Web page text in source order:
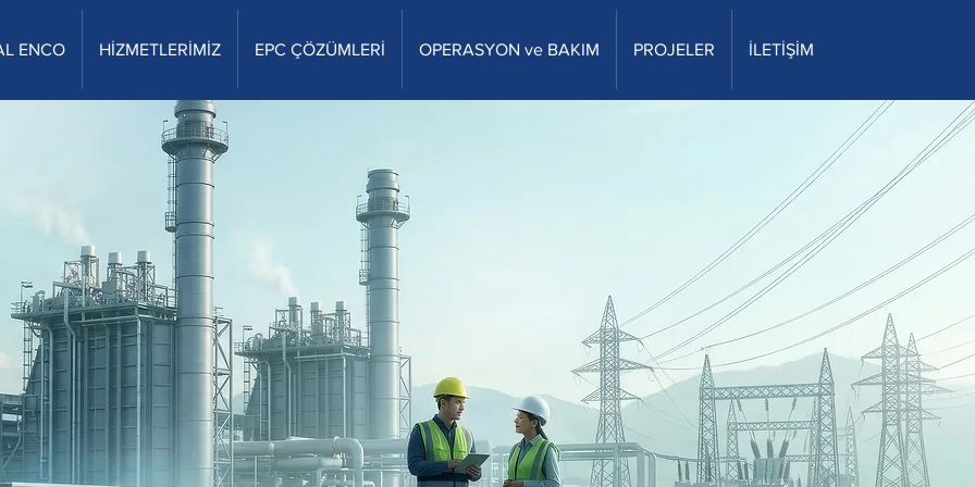
ENCO HİZMETLERİMİZ EPC ÇÖZÜMLERİ OPERASYON ve BAKIM PROJELER İLETİŞİM